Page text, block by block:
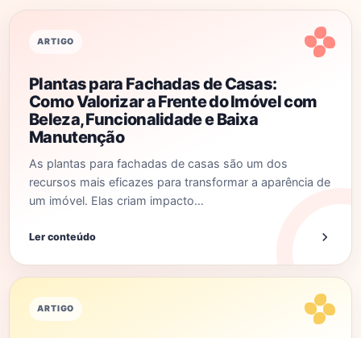
ARTIGO
Plantas para Fachadas de Casas:
Como Valorizar a Frente do Imóvel com
Beleza, Funcionalidade e Baixa
Manutenção
As plantas para fachadas de casas são um dos
recursos mais eficazes para transformar a aparência de
um imóvel. Elas criam impacto…
Ler conteúdo
ARTIGO